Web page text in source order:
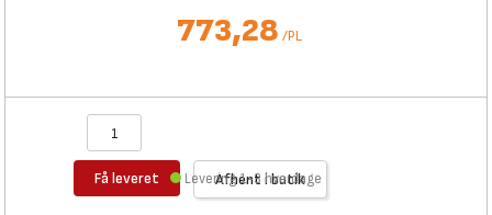
773,28 /PL
Få leveret Afhent i butik
Levering 1-3 hverdage